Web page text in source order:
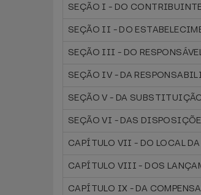
SEÇÃO I - DO
SEÇÃO II - DO
SEÇÃO III - DO
SEÇÃO IV - DA
SEÇÃO V - DA
SEÇÃO VI - DAS
CAPÍTULO VII - DO LOCAL DA
CAPÍTULO VIII - DOS
CAPÍTULO IX - DA